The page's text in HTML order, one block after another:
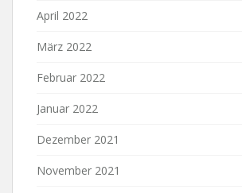
April 2022
März 2022
Februar 2022
Januar 2022
Dezember 2021
November 2021